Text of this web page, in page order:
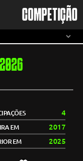
COMPETIÇÃO
4
EM 2017
EM 2025